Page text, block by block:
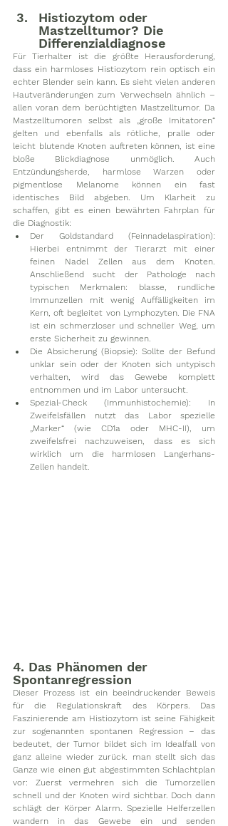
Histiozytom oder
Mastzelltumor? Die
Differenzialdiagnose
Für Tierhalter ist die größte Herausforderung,
dass ein harmloses Histiozytom rein optisch ein
echter Blender sein kann. Es sieht vielen anderen
Hautveränderungen zum Verwechseln ähnlich –
allen voran dem berüchtigten Mastzelltumor. Da
Mastzelltumoren selbst als „große Imitatoren“
gelten und ebenfalls als rötliche, pralle oder
leicht blutende Knoten auftreten können, ist eine
bloße Blickdiagnose unmöglich. Auch
Entzündungsherde, harmlose Warzen oder
pigmentlose Melanome können ein fast
identisches Bild abgeben. Um Klarheit zu
schaffen, gibt es einen bewährten Fahrplan für
die Diagnostik:
Der Goldstandard (Feinnadelaspiration):
Hierbei entnimmt der Tierarzt mit einer
feinen Nadel Zellen aus dem Knoten.
Anschließend sucht der Pathologe nach
typischen Merkmalen: blasse, rundliche
Immunzellen mit wenig Auffälligkeiten im
Kern, oft begleitet von Lymphozyten. Die FNA
ist ein schmerzloser und schneller Weg, um
erste Sicherheit zu gewinnen.
Die Absicherung (Biopsie): Sollte der Befund
unklar sein oder der Knoten sich untypisch
verhalten, wird das Gewebe komplett
entnommen und im Labor untersucht.
Spezial-Check (Immunhistochemie): In
Zweifelsfällen nutzt das Labor spezielle
„Marker“ (wie CD1a oder MHC-II), um
zweifelsfrei nachzuweisen, dass es sich
wirklich um die harmlosen Langerhans-
Zellen handelt.
4. Das Phänomen der
Spontanregression
Dieser Prozess ist ein beeindruckender Beweis
für die Regulationskraft des Körpers. Das
Faszinierende am Histiozytom ist seine Fähigkeit
zur sogenannten spontanen Regression – das
bedeutet, der Tumor bildet sich im Idealfall von
ganz alleine wieder zurück. man stellt sich das
Ganze wie einen gut abgestimmten Schlachtplan
vor: Zuerst vermehren sich die Tumorzellen
schnell und der Knoten wird sichtbar. Doch dann
schlägt der Körper Alarm. Spezielle Helferzellen
wandern in das Gewebe ein und senden